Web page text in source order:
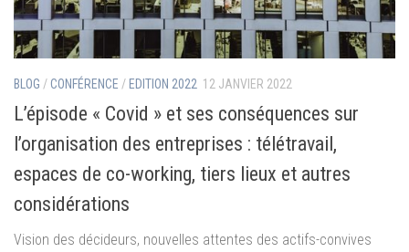
BLOG /CONFÉRENCE / EDITION 2022 12 JANVIER 2022
L’épisode « Covid » et ses conséquences sur
l’organisation des entreprises : télétravail,
espaces de co-working, tiers lieux et autres
considérations
Vision des décideurs, nouvelles attentes des actifs-convives